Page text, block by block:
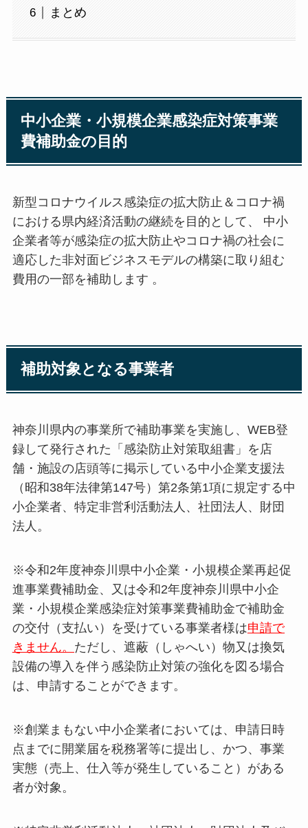
まとめ
中小企業・小規模企業感染症対策事業
費補助金の目的
新型コロナウイルス感染症の拡大防止＆コロナ禍
における県内経済活動の継続を目的として、 中小
企業者等が感染症の拡大防止やコロナ禍の社会に
適応した非対面ビジネスモデルの構築に取り組む
費用の一部を補助します 。
補助対象となる事業者
神奈川県内の事業所で補助事業を実施し、WEB登
録して発行された「感染防止対策取組書」を店
舗・施設の店頭等に掲示している中小企業支援法
（昭和38年法律第147号）第2条第1項に規定する中
小企業者、特定非営利活動法人、社団法人、財団
法人。
※令和2年度神奈川県中小企業・小規模企業再起促
進事業費補助金、又は令和2年度神奈川県中小企
業・小規模企業感染症対策事業費補助金で補助金
の交付（支払い）を受けている事業者様は申請で
きません。 ただし、遮蔽（しゃへい）物又は換気
設備の導入を伴う感染防止対策の強化を図る場合
は、申請することができます。
※創業まもない中小企業者においては、申請日時
点までに開業届を税務署等に提出し、かつ、事業
実態（売上、仕入等が発生していること）がある
者が対象。